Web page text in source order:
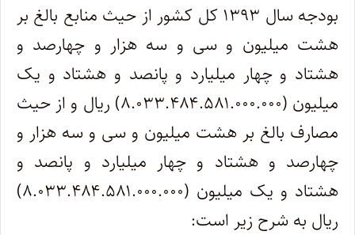
بودجه سال ۱۳۹۳ کل کشور از حیث منابع بالغ بر
هشت میلیون و سی و سه هزار و چهارصد و
هشتاد و چهار میلیارد و پانصد و هشتاد و یک
میلیون (۸.۰۳۳.۴۸۴.۵۸۱.۰۰۰.۰۰۰) ریال و از حیث
مصارف بالغ بر هشت میلیون و سی و سه هزار و
چهارصد و هشتاد و چهار میلیارد و پانصد و
هشتاد و یک میلیون (۸.۰۳۳.۴۸۴.۵۸۱.۰۰۰.۰۰۰)
ریال به شرح زیر است: